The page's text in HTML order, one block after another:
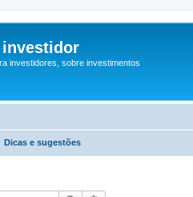
investidores, sobre investimentos
Dicas e sugestões